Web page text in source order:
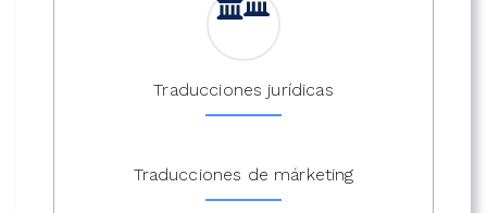
Traducciones jurídicas
Traducciones de márketing